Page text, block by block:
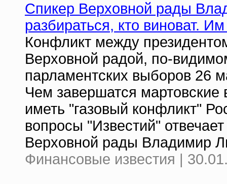
Спикер Верховной рады
разбираться, кто виноват.
Конфликт между
Верховной радой, по-
парламентских выборов 26
Чем завершатся
иметь "газовый конфликт"
вопросы "Известий"
Верховной рады Владимир
Финансовые известия |